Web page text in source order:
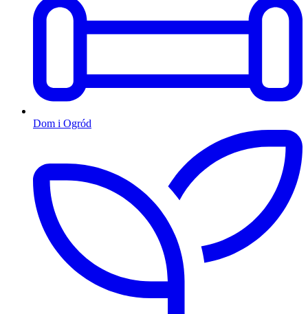
Dom i Ogród